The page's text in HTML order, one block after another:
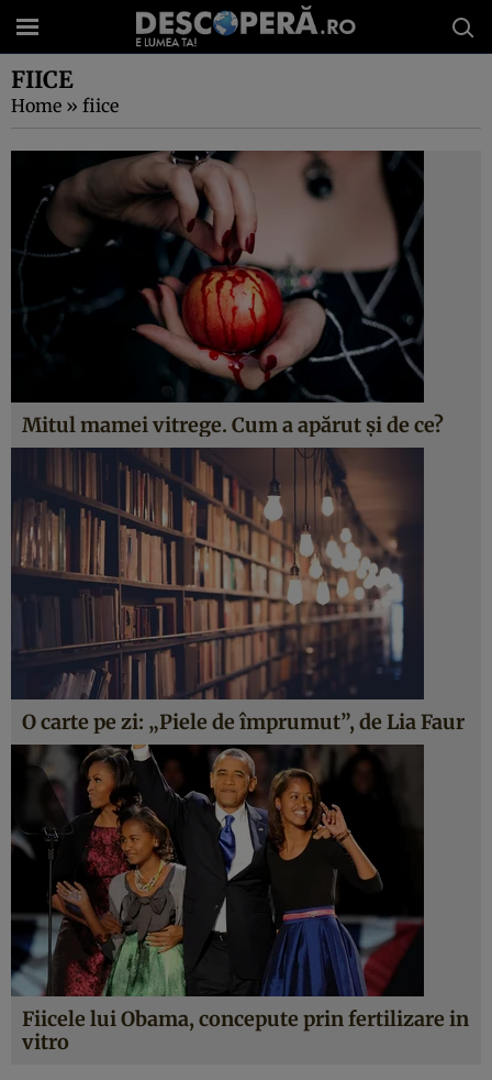
FIICE
Home » fiice
Mitul mamei vitrege. Cum a apărut și de ce?
O carte pe zi: „Piele de împrumut”, de Lia Faur
Fiicele lui Obama, concepute prin fertilizare in
vitro